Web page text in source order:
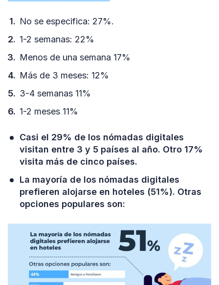
No se especifica: 27%.
1-2 semanas: 22%
Menos de una semana 17%
Más de 3 meses: 12%
3-4 semanas 11%
1-2 meses 11%
Casi el 29% de los nómadas digitales
visitan entre 3 y 5 países al año. Otro 17%
visita más de cinco países.
La mayoría de los nómadas digitales
prefieren alojarse en hoteles (51%). Otras
opciones populares son: